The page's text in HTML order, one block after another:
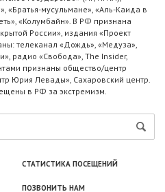
«Братья-мусульмане», «Аль-Каида в
«Колумбайн». В РФ признана
России», издания «Проект
телеканал «Дождь», «Медуза»,
радио «Свобода», The Insider,
признаны общество/центр
Юрия Левады», Сахаровский центр.
в РФ за экстремизм.
СТАТИСТИКА ПОСЕЩЕНИЙ
ПОЗВОНИТЬ НАМ